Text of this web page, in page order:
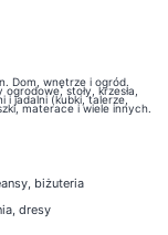
Dom, wnętrze i ogród.
stoły, krzesła,
i jadalni (kubki, talerze,
materace i wiele innych.
, biżuteria
, dresy